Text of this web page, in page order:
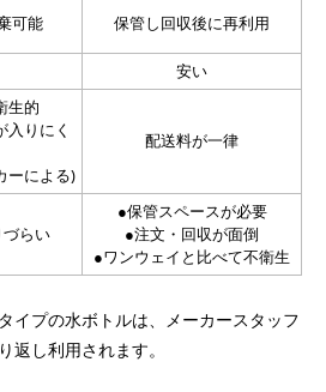
可能 保管し回収後に再利用
安い
生的
入りにく
ーによる)
配送料が一律
らい
●保管スペースが必要
●注文・回収が面倒
●ワンウェイと比べて不衛生
イプの水ボトルは、メーカースタッフ
返し利用されます。